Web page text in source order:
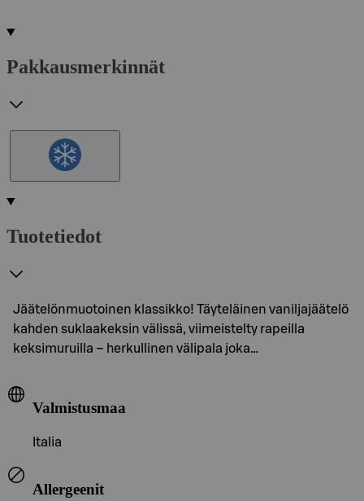
Pakkausmerkinnät
Tuotetiedot
Jäätelönmuotoinen klassikko! Täyteläinen vaniljajäätelö
kahden suklaakeksin välissä, viimeistelty rapeilla
keksimuruilla – herkullinen välipala joka…
Valmistusmaa
Italia
Allergeenit